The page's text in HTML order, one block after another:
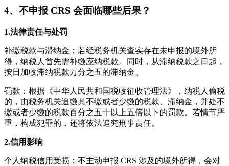
4、不申报 CRS 会面临哪些后果？
1.法律责任与处罚
补缴税款与滞纳金：若经税务机关查实存在未申报的境外所
得，纳税人首先需补缴应纳税款。同时，从滞纳税款之日起，
按日加收滞纳税款万分之五的滞纳金。
罚款：根据《中华人民共和国税收征收管理法》，纳税人偷税
的，由税务机关追缴其不缴或者少缴的税款、滞纳金，并处不
缴或者少缴的税款百分之五十以上五倍以下的罚款。若情节严
重，构成犯罪的，还将依法追究刑事责任。
2.信用影响
个人纳税信用受损：不主动申报 CRS 涉及的境外所得，会对